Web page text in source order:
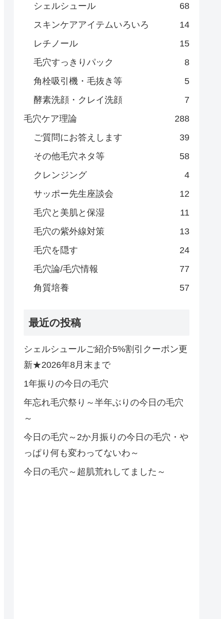
シェルシュール
68
スキンケアアイテムいろいろ
14
レチノール
15
毛穴すっきりパック
8
角栓吸引機・毛抜き等
5
酵素洗顔・クレイ洗顔
7
毛穴ケア理論
288
ご質問にお答えします
39
その他毛穴ネタ等
58
クレンジング
4
サッポー先生座談会
12
毛穴と美肌と保湿
11
毛穴の紫外線対策
13
毛穴を隠す
24
毛穴論/毛穴情報
77
角質培養
57
最近の投稿
シェルシュールご紹介5%割引クーポン更
新★2026年8月末まで
1年振りの今日の毛穴
年忘れ毛穴祭り～半年ぶりの今日の毛穴
～
今日の毛穴～2か月振りの今日の毛穴・や
っぱり何も変わってないわ～
今日の毛穴～超肌荒れしてました～